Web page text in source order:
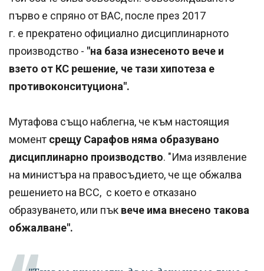
първо е спряно от ВАС, после през 2017
г. е прекратено официално дисциплинарното
производство - "на база изнесеното вече и
взето от КС решение, че тази хипотеза е
противоконситуциона".
Мутафова също наблегна, че към настоящия
момент срещу Сарафов няма образувано
дисциплинарно производство. "Има изявление
на министъра на правосъдието, че ще обжалва
решението на ВСС, с което е отказано
образуването, или пък вече има внесено такова
обжалване".